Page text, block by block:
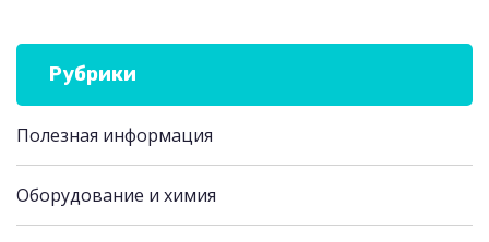
Рубрики
Полезная информация
Оборудование и химия